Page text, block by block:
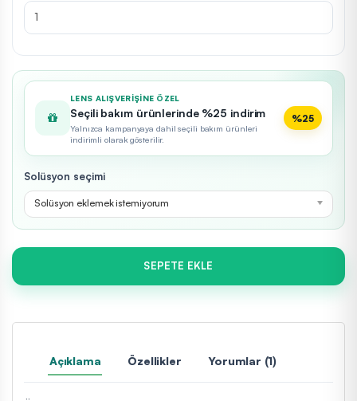
LENS ALIŞVERIŞINE ÖZEL
Seçili bakım ürünlerinde %25 indirim
Yalnızca kampanyaya dahil seçili bakım ürünleri
indirimli olarak gösterilir.
%25
Solüsyon seçimi
Solüsyon eklemek istemiyorum
SEPETE EKLE
Açıklama Özellikler Yorumlar (1)